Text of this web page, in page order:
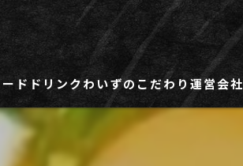
ページ
ード ドリンクわいずのこだわり運営会社